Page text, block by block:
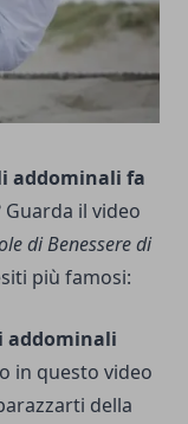
addominali fa
Guarda il video
di Benessere di
più famosi:
addominali
in questo video
della